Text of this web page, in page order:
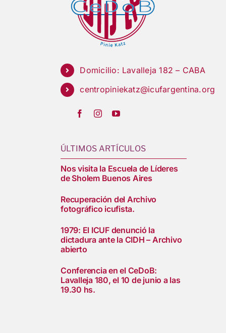
Domicilio: Lavalleja 182 – CABA
centropiniekatz@icufargentina.org
ÚLTIMOS ARTÍCULOS
Nos visita la Escuela de Líderes
de Sholem Buenos Aires
Recuperación del Archivo
fotográfico icufista.
1979: El ICUF denunció la
dictadura ante la CIDH – Archivo
abierto
Conferencia en el CeDoB:
Lavalleja 180, el 10 de junio a las
19.30 hs.